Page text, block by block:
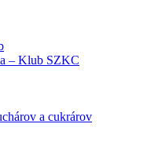
– Klub SZKC
a cukrárov